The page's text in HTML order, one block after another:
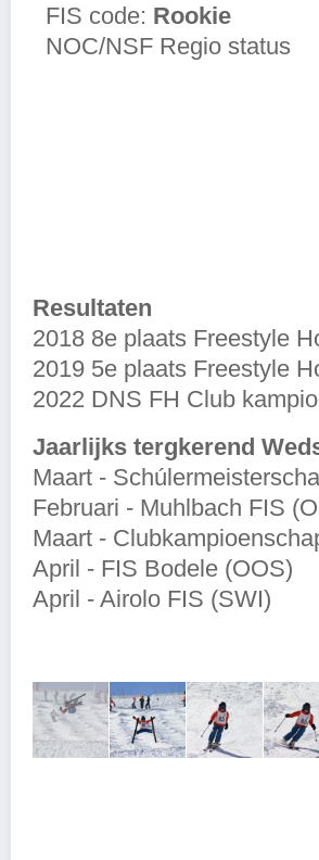
FIS code: Rookie
NOC/NSF Regio status
Resultaten
2018 8e plaats Freestyle
2019 5e plaats Freestyle
2022 DNS FH Club
Jaarlijks tergkerend
Maart -
Februari - Muhlbach FIS
​Maart -
April - FIS Bodele (OOS)
April - Airolo FIS (SWI)